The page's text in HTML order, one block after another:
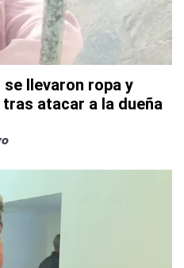
llevaron ropa y
atacar a la dueña